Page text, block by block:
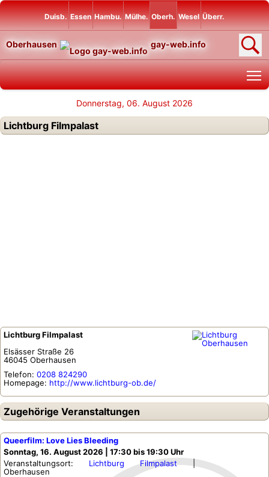
Duisb. Essen Hambu. Mülhe. Oberh. Wesel Überr.
Oberhausen gay-web.info
Donnerstag, 06. August 2026
Lichtburg Filmpalast
Lichtburg Filmpalast
Elsässer Straße 26
46045 Oberhausen
Telefon: 0208 824290
Homepage: http://www.lichtburg-ob.de/
Zugehörige Veranstaltungen
Queerfilm: Love Lies Bleeding
Sonntag, 16. August 2026 | 17:30 bis 19:30 Uhr
Veranstaltungsort: Lichtburg Filmpalast|
Oberhausen